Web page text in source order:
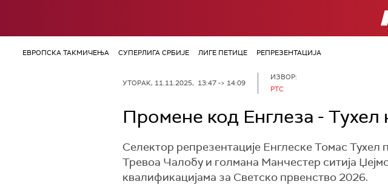
ЕВРОПСКА ТАКМИЧЕЊА СУПЕРЛИГА СРБИЈЕ ЛИГЕ ПЕТИЦЕ РЕПРЕЗЕНТАЦИЈА
УТОРАК, 11.11.2025, 13:47 -> 14:09
ИЗВОР:
РТС
Промене код Енглеза - Тухел
Селектор репрезентације Енглеске Томас
Тревоа Чалобу и голмана Манчестер ситија
квалификацијама за Светско првенство 2026.